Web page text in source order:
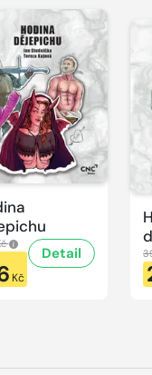
Kč
Detail